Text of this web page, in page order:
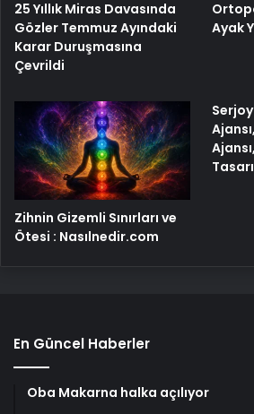
25 Yıllık Miras Davasında
Gözler Temmuz Ayındaki
Karar Duruşmasına
Çevrildi
Ayak
Zihnin Gizemli Sınırları ve
Ötesi : Nasılnedir.com
En Güncel Haberler
Oba Makarna halka açılıyor